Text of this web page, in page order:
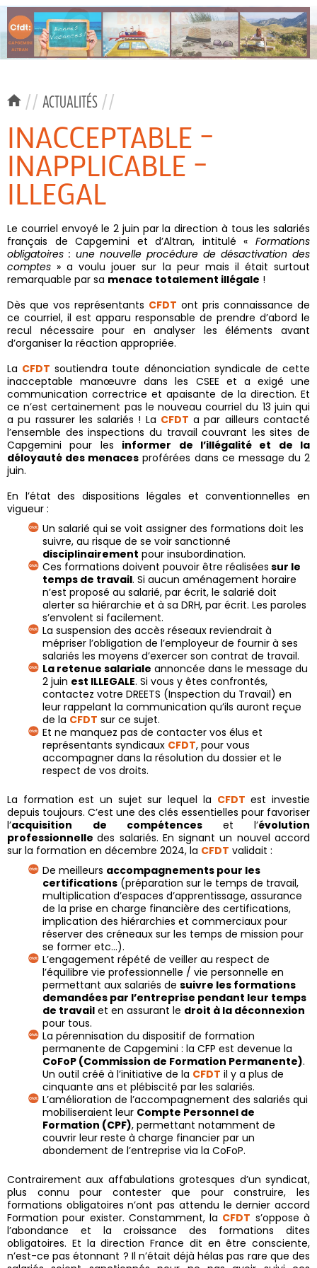
// ACTUALITÉS //
INACCEPTABLE –
INAPPLICABLE –
ILLEGAL
Le courriel envoyé le 2 juin par la direction à tous les salariés
français de Capgemini et d’Altran, intitulé « Formations
obligatoires : une nouvelle procédure de désactivation des
comptes » a voulu jouer sur la peur mais il était surtout
remarquable par sa menace totalement illégale !
Dès que vos représentants CFDT ont pris connaissance de
ce courriel, il est apparu responsable de prendre d’abord le
recul nécessaire pour en analyser les éléments avant
d’organiser la réaction appropriée.
La CFDT soutiendra toute dénonciation syndicale de cette
inacceptable manœuvre dans les CSEE et a exigé une
communication correctrice et apaisante de la direction. Et
ce n’est certainement pas le nouveau courriel du 13 juin qui
a pu rassurer les salariés ! La CFDT a par ailleurs contacté
l’ensemble des inspections du travail couvrant les sites de
Capgemini pour les informer de l’illégalité et de la
déloyauté des menaces proférées dans ce message du 2
juin.
En l’état des dispositions légales et conventionnelles en
vigueur :
Un salarié qui se voit assigner des formations doit les
suivre, au risque de se voir sanctionné
disciplinairement pour insubordination.
Ces formations doivent pouvoir être réalisées sur le
temps de travail. Si aucun aménagement horaire
n’est proposé au salarié, par écrit, le salarié doit
alerter sa hiérarchie et à sa DRH, par écrit. Les paroles
s’envolent si facilement.
La suspension des accès réseaux reviendrait à
mépriser l’obligation de l’employeur de fournir à ses
salariés les moyens d’exercer son contrat de travail.
La retenue salariale annoncée dans le message du
2 juin est ILLEGALE. Si vous y êtes confrontés,
contactez votre DREETS (Inspection du Travail) en
leur rappelant la communication qu’ils auront reçue
de la CFDT sur ce sujet.
Et ne manquez pas de contacter vos élus et
représentants syndicaux CFDT, pour vous
accompagner dans la résolution du dossier et le
respect de vos droits.
La formation est un sujet sur lequel la CFDT est investie
depuis toujours. C’est une des clés essentielles pour favoriser
l’acquisition de compétences et l’évolution
professionnelledes salariés. En signant un nouvel accord
sur la formation en décembre 2024, la CFDT validait :
De meilleurs accompagnements pour les
certifications (préparation sur le temps de travail,
multiplication d’espaces d’apprentissage, assurance
de la prise en charge financière des certifications,
implication des hiérarchies et commerciaux pour
réserver des créneaux sur les temps de mission pour
se former etc…).
L’engagement répété de veiller au respect de
l’équilibre vie professionnelle / vie personnelle en
permettant aux salariés de suivre les formations
demandées par l’entreprise pendant leur temps
de travail et en assurant le droit à la déconnexion
pour tous.
La pérennisation du dispositif de formation
permanente de Capgemini : la CFP est devenue la
CoFoP (Commission de Formation Permanente).
Un outil créé à l’initiative de la CFDT il y a plus de
cinquante ans et plébiscité par les salariés.
L’amélioration de l’accompagnement des salariés qui
mobiliseraient leur Compte Personnel de
Formation (CPF), permettant notamment de
couvrir leur reste à charge financier par un
abondement de l’entreprise via la CoFoP.
Contrairement aux affabulations grotesques d’un syndicat,
plus connu pour contester que pour construire, les
formations obligatoires n’ont pas attendu le dernier accord
Formation pour exister. Constamment, la CFDT s’oppose à
l’abondance et la croissance des formations dites
obligatoires. Et la direction France dit en être consciente,
n’est-ce pas étonnant ? Il n’était déjà hélas pas rare que des